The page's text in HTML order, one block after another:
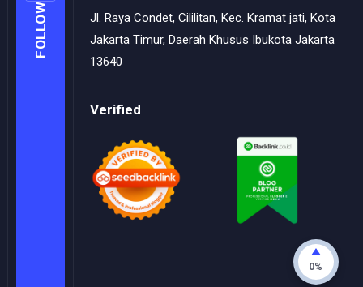
FOLLOW
Jl. Raya Condet, Cililitan, Kec. Kramat jati, Kota
Jakarta Timur, Daerah Khusus Ibukota Jakarta
13640
Verified
0%